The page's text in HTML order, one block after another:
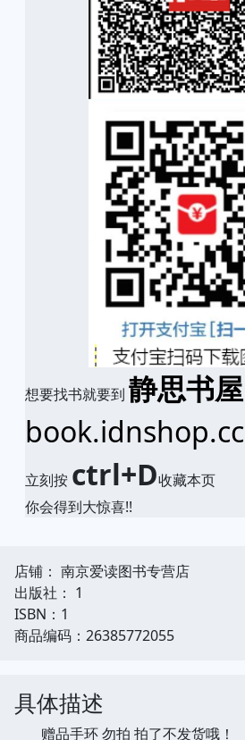
想要找书就要到 静思书屋
book.idnshop.cc
立刻按 ctrl+D收藏本页
你会得到大惊喜!!
店铺： 南京爱读图书专营店
出版社： 1
ISBN：1
商品编码：26385772055
具体描述
赠品手环 勿拍 拍了不发货哦！